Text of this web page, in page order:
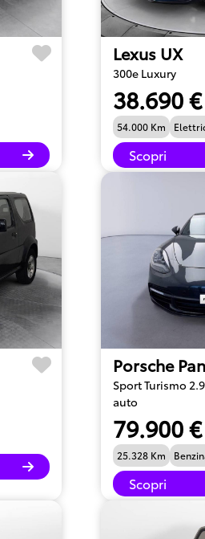
Lexus UX
300e Luxury
38.690 €
54.000 Km
Scopri
Porsche
Sport Turismo
auto
79.900 €
25.328 Km
Scopri